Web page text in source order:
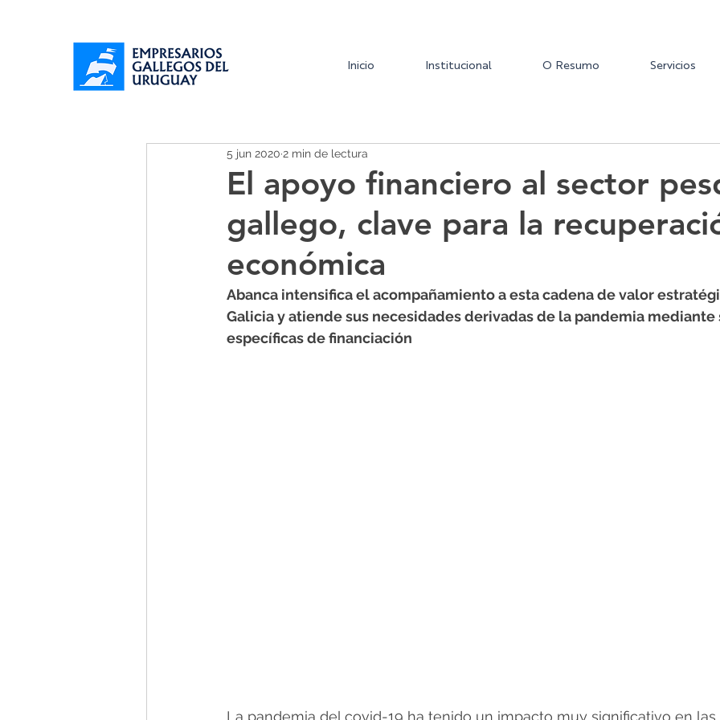
Inicio Institucional O Resumo Servicios
El apoyo financiero al sector
gallego, clave para la
económica
5 jun 2020 2 min de lectura
Abanca intensifica el acompañamiento a esta cadena de valor
Galicia y atiende sus necesidades derivadas de la pandemia
específicas de financiación
La pandemia del covid-19 ha tenido un impacto muy significativo en las